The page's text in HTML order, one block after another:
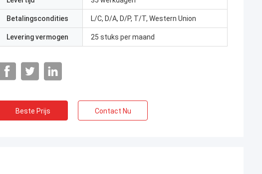
Betalingscondities L/C, D/A, D/P, T/T, Western Union
Levering vermogen 25 stuks per maand
Beste Prijs Contact Nu